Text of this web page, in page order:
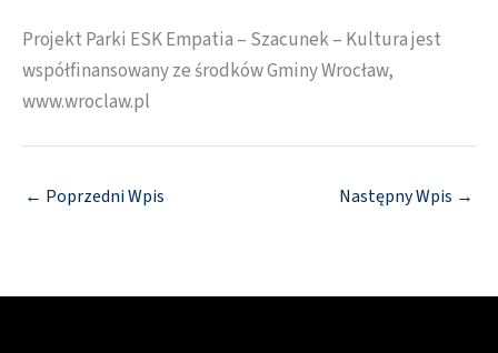
Projekt Parki ESK Empatia – Szacunek – Kultura jest
współfinansowany ze środków Gminy Wrocław,
www.wroclaw.pl
← Poprzedni Wpis Następny Wpis →